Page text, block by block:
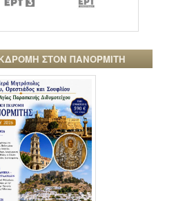
ΣΤΟΝ ΠΑΝΟΡΜΙΤΗ